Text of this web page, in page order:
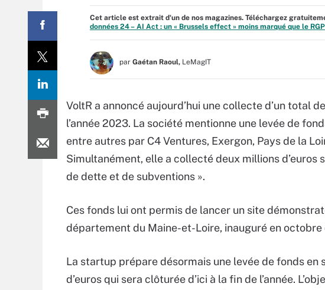
Cet article est extrait d'un de nos magazines. Téléchargez
données 24 – AI Act : un « Brussels effect » moins marqué que le
par Gaétan Raoul, LeMagIT
VoltR a annoncé aujourd’hui une collecte d’un total
l’année 2023. La société mentionne une levée de
entre autres par C4 Ventures, Exergon, Pays de la
Simultanément, elle a collecté deux millions d’euros
de dette et de subventions ».
Ces fonds lui ont permis de lancer un site
département du Maine-et-Loire, inauguré en octobre
La startup prépare désormais une levée de fonds en
d’euros qui sera clôturée d’ici à la fin de l’année.